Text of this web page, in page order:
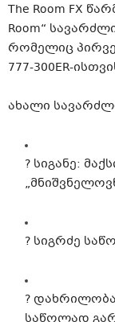
The Room FX
Room“
რომელიც
777-300ER-
ახალი
? სიგანე:
? სიგრძე
?